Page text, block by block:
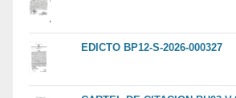
EDICTO BP12-S-2026-000327